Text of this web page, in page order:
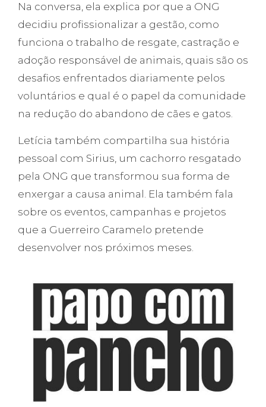
Na conversa, ela explica por que a ONG
decidiu profissionalizar a gestão, como
funciona o trabalho de resgate, castração e
adoção responsável de animais, quais são os
desafios enfrentados diariamente pelos
voluntários e qual é o papel da comunidade
na redução do abandono de cães e gatos.
Letícia também compartilha sua história
pessoal com Sirius, um cachorro resgatado
pela ONG que transformou sua forma de
enxergar a causa animal. Ela também fala
sobre os eventos, campanhas e projetos
que a Guerreiro Caramelo pretende
desenvolver nos próximos meses.